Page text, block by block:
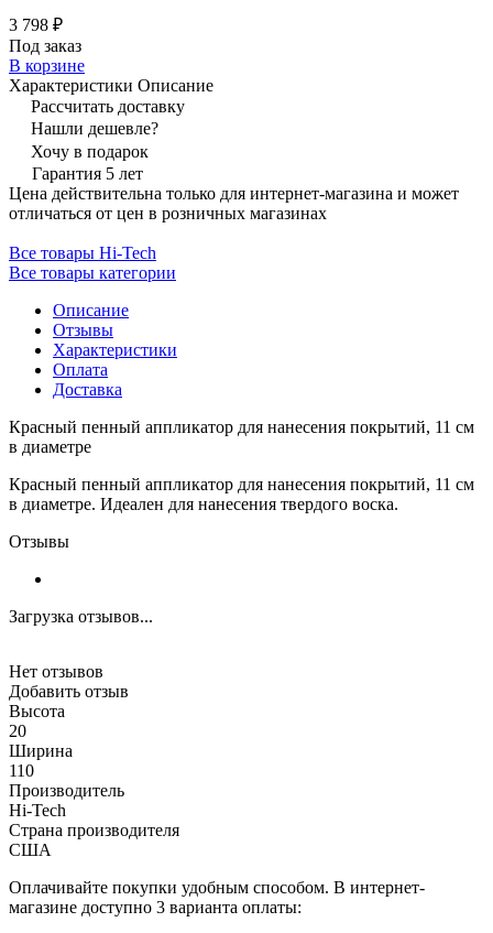
3 798 ₽
Под заказ
В корзине
Характеристики Описание
Рассчитать доставку
Нашли дешевле?
Хочу в подарок
Гарантия 5 лет
Цена действительна только для интернет-магазина и может
отличаться от цен в розничных магазинах
Все товары Hi-Tech
Все товары категории
Описание
Отзывы
Характеристики
Оплата
Доставка
Красный пенный аппликатор для нанесения покрытий, 11 см
в диаметре
Красный пенный аппликатор для нанесения покрытий, 11 см
в диаметре. Идеален для нанесения твердого воска.
Отзывы
Загрузка отзывов...
Нет отзывов
Добавить отзыв
Высота
20
Ширина
110
Производитель
Hi-Tech
Страна производителя
США
Оплачивайте покупки удобным способом. В интернет-
магазине доступно 3 варианта оплаты: